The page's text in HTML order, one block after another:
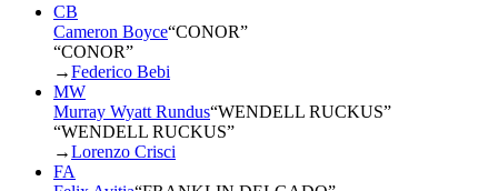
CB
Cameron Boyce“CONOR”
“CONOR”
→Federico Bebi
MW
Murray Wyatt Rundus“WENDELL RUCKUS”
“WENDELL RUCKUS”
→Lorenzo Crisci
FA